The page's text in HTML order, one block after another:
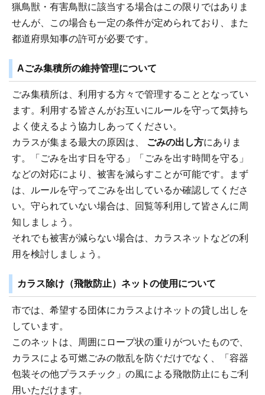
猟鳥獣・有害鳥獣に該当する場合はこの限りではありま
せんが、この場合も一定の条件が定められており、また
都道府県知事の許可が必要です。
Aごみ集積所の維持管理について
ごみ集積所は、利用する方々で管理することとなってい
ます。利用する皆さんがお互いにルールを守って気持ち
よく使えるよう協力しあってください。
カラスが集まる最大の原因は、 ごみの出し方にありま
す。「ごみを出す日を守る」「ごみを出す時間を守る」
などの対応により、被害を減らすことが可能です。まず
は、ルールを守ってごみを出しているか確認してくださ
い。守られていない場合は、回覧等利用して皆さんに周
知しましょう。
それでも被害が減らない場合は、カラスネットなどの利
用を検討しましょう。
カラス除け（飛散防止）ネットの使用について
市では、希望する団体にカラスよけネットの貸し出しを
しています。
このネットは、周囲にロープ状の重りがついたもので、
カラスによる可燃ごみの散乱を防ぐだけでなく、「容器
包装その他プラスチック」の風による飛散防止にもご利
用いただけます。